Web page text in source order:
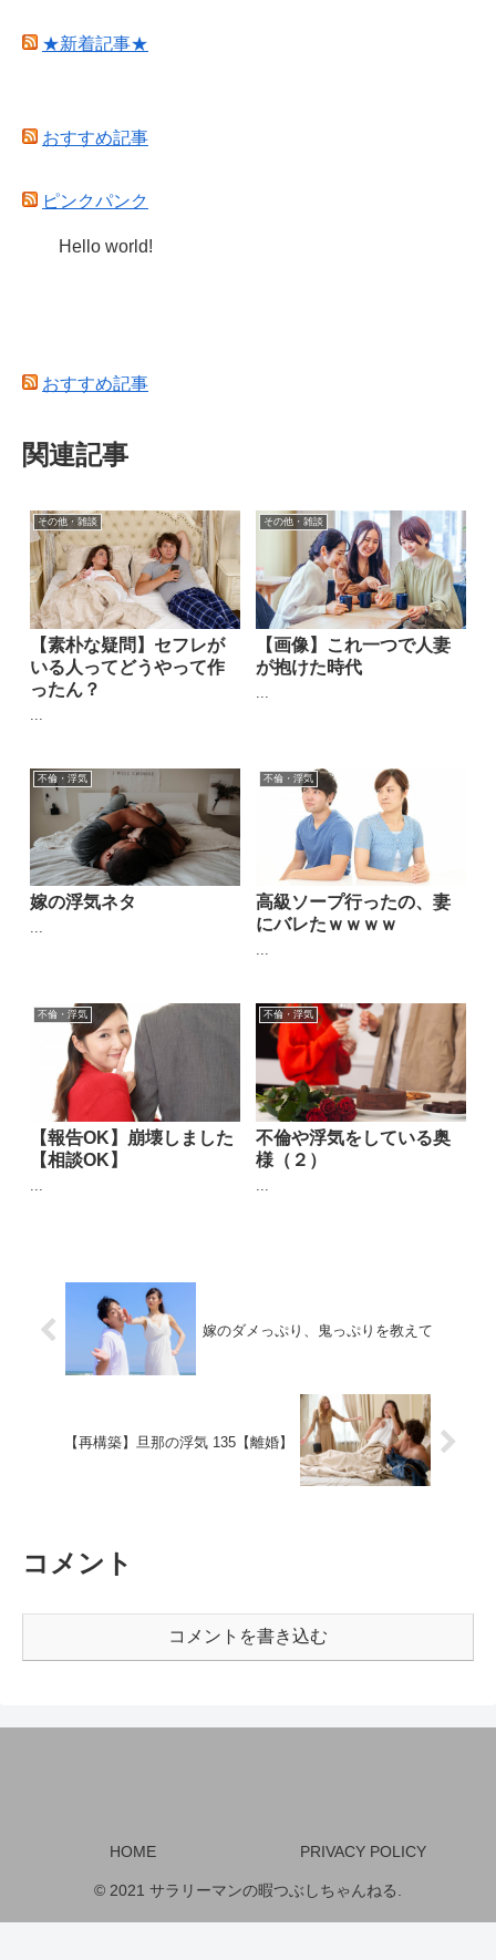
★新着記事★
おすすめ記事
ピンクパンク
Hello world!
おすすめ記事
関連記事
その他・雑談
【素朴な疑問】セフレが
いる人ってどうやって作
ったん？
...
その他・雑談
【画像】これ一つで人妻
が抱けた時代
...
不倫・浮気
嫁の浮気ネタ
...
不倫・浮気
高級ソープ行ったの、妻
にバレたｗｗｗｗ
...
不倫・浮気
【報告OK】崩壊しました
【相談OK】
不倫・浮気
不倫や浮気をしている奥
様（２）
嫁のダメっぷり、鬼っぷりを教えて
【再構築】旦那の浮気 135【離婚】
コメント
コメントを書き込む
HOME PRIVACY POLICY
© 2021 サラリーマンの暇つぶしちゃんねる.